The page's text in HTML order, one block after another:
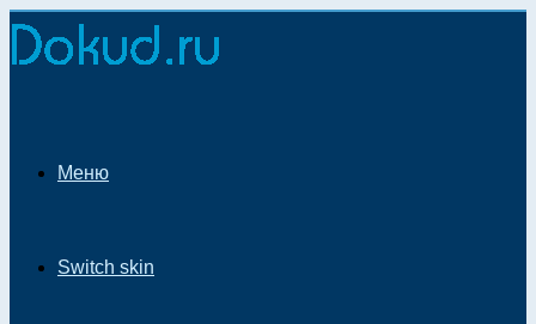
Меню
Switch skin